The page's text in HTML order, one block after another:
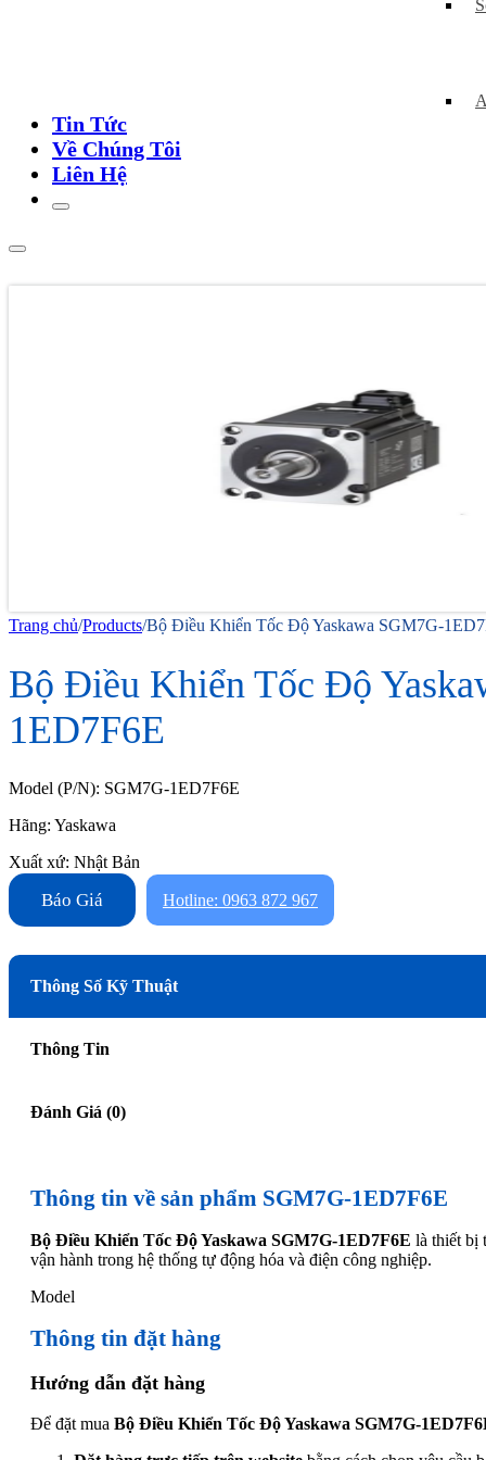
Tin Tức
Về Chúng Tôi
Liên Hệ
Trang chủ/Products/Bộ Điều Khiển Tốc Độ Yaskawa SGM7G-
Bộ Điều Khiển Tốc Độ
1ED7F6E
Model (P/N): SGM7G-1ED7F6E
Hãng: Yaskawa
Xuất xứ: Nhật Bản
Báo Giá Hotline: 0963 872 967
Thông Số Kỹ Thuật
Thông Tin
Đánh Giá (0)
Thông tin về sản phẩm SGM7G-1ED7F6E
Bộ Điều Khiển Tốc Độ Yaskawa SGM7G-1ED7F6E là thiết bị
vận hành trong hệ thống tự động hóa và điện công nghiệp.
Model
Thông tin đặt hàng
Hướng dẫn đặt hàng
Để đặt mua Bộ Điều Khiển Tốc Độ Yaskawa SGM7G-